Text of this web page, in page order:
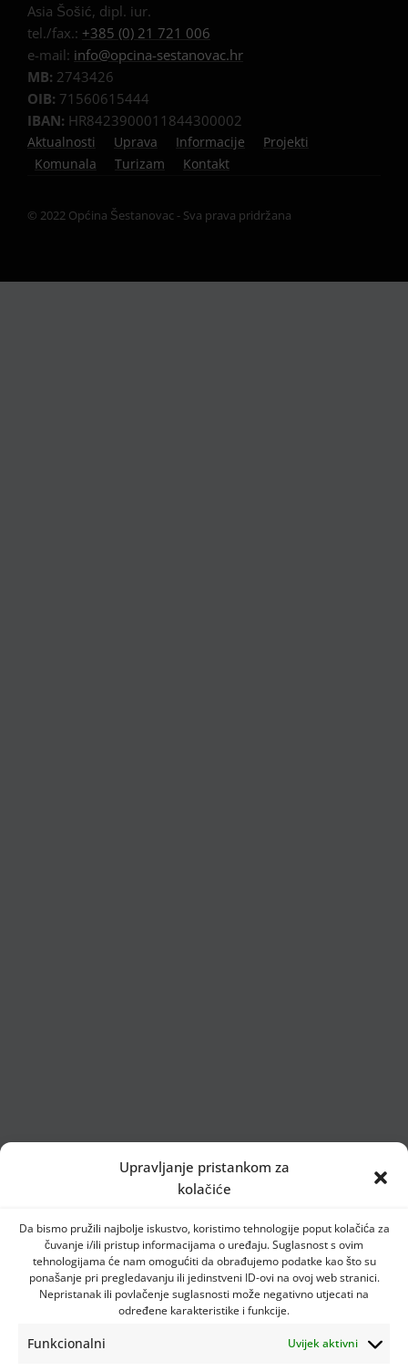
Upravljanje pristankom za
kolačiće
Da bismo pružili najbolje iskustvo, koristimo tehnologije poput kolačića za
čuvanje i/ili pristup informacijama o uređaju. Suglasnost s ovim
tehnologijama će nam omogućiti da obrađujemo podatke kao što su
ponašanje pri pregledavanju ili jedinstveni ID-ovi na ovoj web stranici.
Nepristanak ili povlačenje suglasnosti može negativno utjecati na
određene karakteristike i funkcije.
Funkcionalni Uvijek aktivni
Asia Šošić, dipl. iur.
tel./fax.: +385 (0) 21 721 006
e-mail: info@opcina-sestanovac.hr
MB: 2743426
OIB: 71560615444
IBAN: HR8423900011844300002
Aktualnosti Uprava Informacije
Projekti
Komunala
Turizam Kontakt
© 2022 Općina Šestanovac - Sva prava pridržana